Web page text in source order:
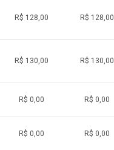
R$ 128,00 R$ 128,00
R$ 130,00 R$ 130,00
R$ 0,00 R$ 0,00
R$ 0,00 R$ 0,00